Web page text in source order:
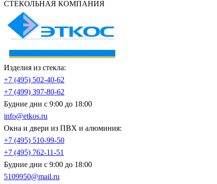
СТЕКОЛЬНАЯ КОМПАНИЯ
Изделия из стекла:
+7 (495) 502-40-62
+7 (499) 397-80-62
Будние дни с 9:00 до 18:00
info@etkos.ru
Окна и двери из ПВХ и алюминия:
+7 (495) 510-99-50
+7 (495) 762-11-51
Будние дни с 9:00 до 18:00
5109950@mail.ru